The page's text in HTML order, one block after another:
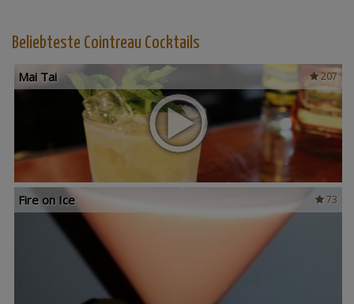
Beliebteste Cointreau Cocktails
207
Mai Tai
73
Fire on Ice